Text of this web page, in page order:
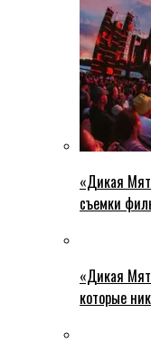
«Дикая
съемки
«Дикая
которые